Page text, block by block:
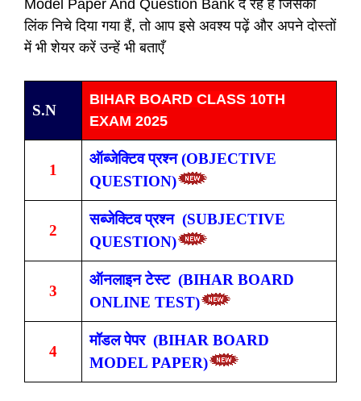
Model Paper And Question Bank दे रहे हैं जिसका
लिंक निचे दिया गया हैं, तो आप इसे अवश्य पढ़ें और अपने दोस्तों
में भी शेयर करें उन्हें भी बताएँ
S.N
BIHAR BOARD CLASS 10TH
EXAM 2025
1
ऑब्जेक्टिव प्रश्न (OBJECTIVE
QUESTION)
2
सब्जेक्टिव प्रश्न (SUBJECTIVE
QUESTION)
3
ऑनलाइन टेस्ट (BIHAR BOARD
ONLINE TEST)
4
मॉडल पेपर (BIHAR BOARD
MODEL PAPER)